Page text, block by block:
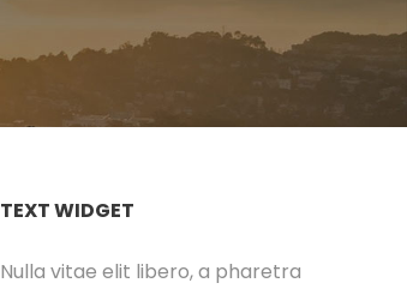
TEXT WIDGET
Nulla vitae elit libero, a pharetra